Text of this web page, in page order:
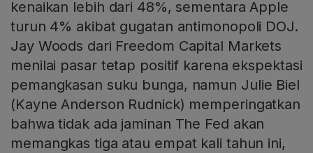
kenaikan lebih dari 48%, sementara Apple
turun 4% akibat gugatan antimonopoli DOJ.
Jay Woods dari Freedom Capital Markets
menilai pasar tetap positif karena ekspektasi
pemangkasan suku bunga, namun Julie Biel
(Kayne Anderson Rudnick) memperingatkan
bahwa tidak ada jaminan The Fed akan
memangkas tiga atau empat kali tahun ini,